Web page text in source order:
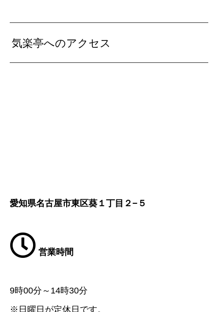
気楽亭へのアクセス
愛知県名古屋市東区葵１丁目２−５
営業時間
9時00分～14時30分
※日曜日が定休日です。